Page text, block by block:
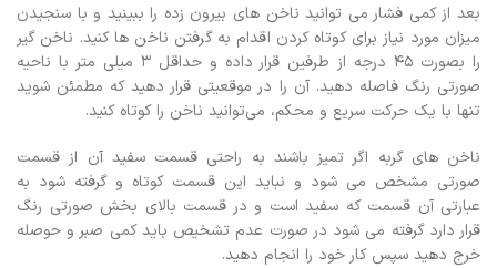
بعد از کمی فشار می توانید ناخن های بیرون زده را ببینید و با سنجیدن
میزان مورد نیاز برای کوتاه کردن اقدام به گرفتن ناخن ها کنید. ناخن گیر
را بصورت ۴۵ درجه از طرفین قرار داده و حداقل ۳ میلی متر با ناحیه
صورتی رنگ فاصله دهید. آن را در موقعیتی قرار دهید که مطمئن شوید
تنها با یک حرکت سریع و محکم، می‌توانید ناخن را کوتاه کنید.
ناخن های گربه اگر تمیز باشند به راحتی قسمت سفید آن از قسمت
صورتی مشخص می شود و نباید این قسمت کوتاه و گرفته شود به
عبارتی آن قسمت که سفید است و در قسمت بالای بخش صورتی رنگ
قرار دارد گرفته می شود در صورت عدم تشخیص باید کمی صبر و حوصله
خرج دهید سپس کار خود را انجام دهید.